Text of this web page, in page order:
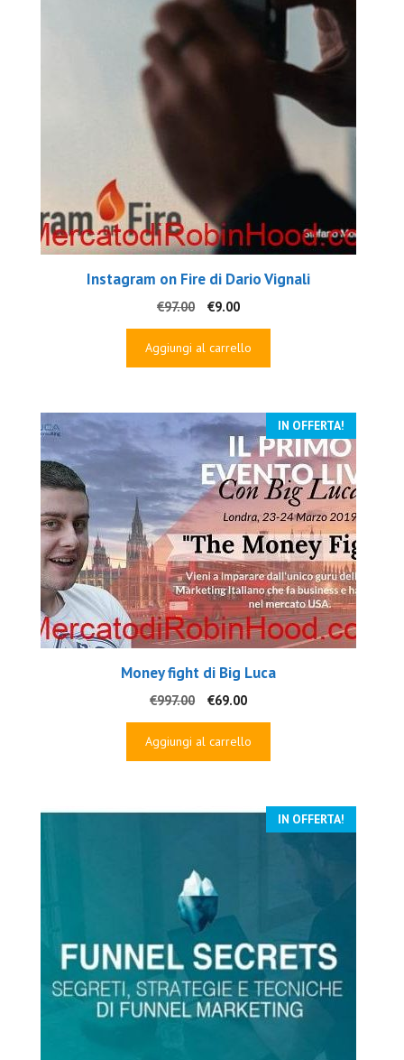
Instagram on Fire di Dario Vignali
€97.00
Il
originale
€9.00Il
attuale
Aggiungi al carrello
IN OFFERTA!
Money fight di Big Luca
€997.00
Il
originale
€69.00Il
attuale
Aggiungi al carrello
IN OFFERTA!